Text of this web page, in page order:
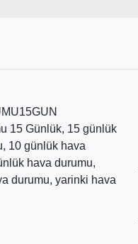
15 Günlük, 15 günlük
10 günlük hava
hava durumu,
durumu, yarinki hava